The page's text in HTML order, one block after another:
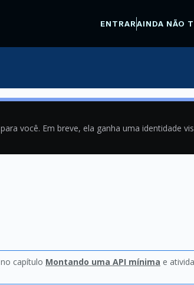
ENTRARAINDA NÃO
você. Em breve, ela ganha uma identidade
capítulo Montando uma API mínima e